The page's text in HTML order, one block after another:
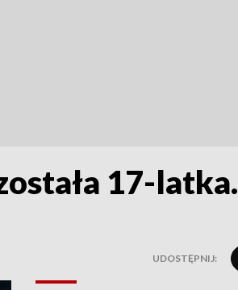
17-latka.
UDOSTĘPNIJ: